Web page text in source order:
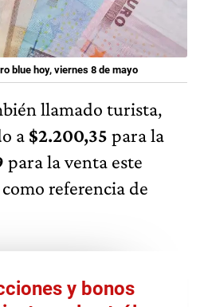
blue hoy, viernes 8 de mayo
llamado turista,
a $2.200,35 para la
para la venta este
como referencia de
y bonos